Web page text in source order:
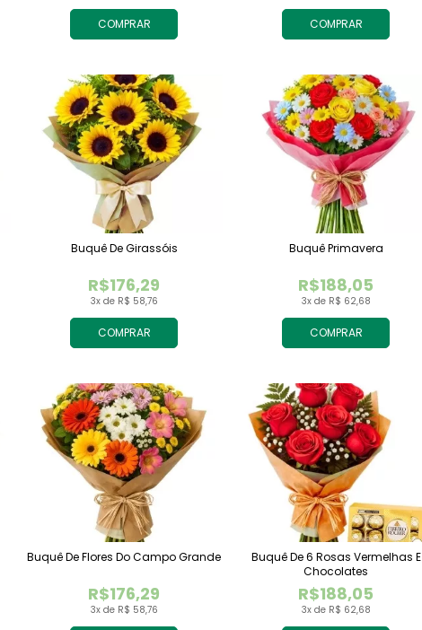
COMPRAR COMPRAR
COMPRAR
3x de R$ 58,76
R$176,29
Buquê De Girassóis
COMPRAR
3x de R$ 62,68
R$188,05
Buquê Primavera
3x de R$ 58,76
R$176,29
Buquê De Flores Do Campo Grande
3x de R$ 62,68
R$188,05
Buquê De 6 Rosas Vermelhas E
Chocolates